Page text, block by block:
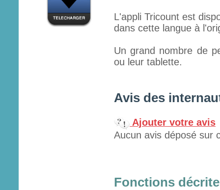
L'appli Tricount est
dans cette langue à
Un grand nombre de
ou leur tablette.
Avis des
Ajouter votre avis
Aucun avis déposé sur
Fonctions